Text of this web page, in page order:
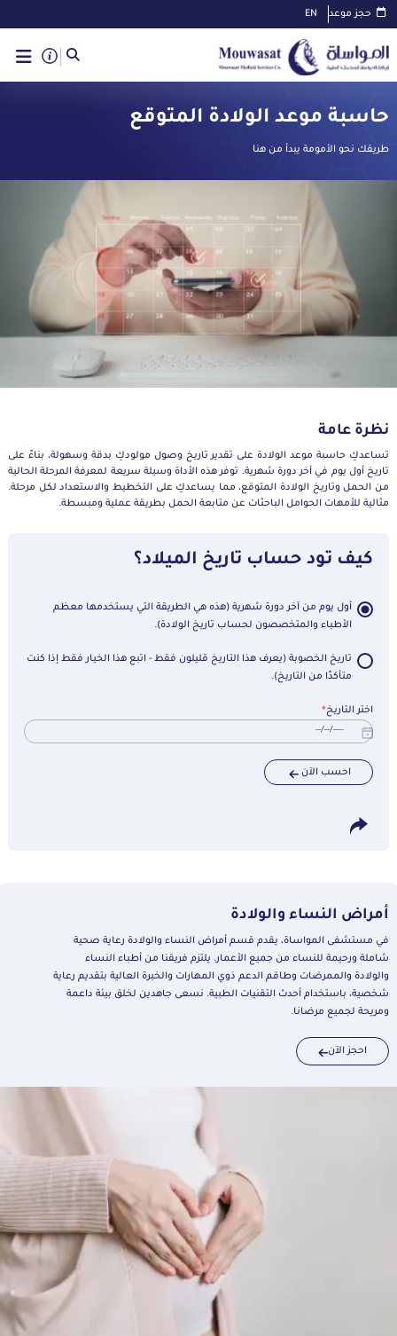
حجز موعد EN
حاسبة موعد الولادة المتوقع
طريقك نحو الأمومة يبدأ من هنا
نظرة عامة
تساعدكِ حاسبة موعد الولادة على تقدير تاريخ وصول مولودكِ بدقة وسهولة، بناءً على
تاريخ أول يوم في آخر دورة شهرية. توفر هذه الأداة وسيلة سريعة لمعرفة المرحلة الحالية
من الحمل وتاريخ الولادة المتوقع، مما يساعدكِ على التخطيط والاستعداد لكل مرحلة.
مثالية للأمهات الحوامل الباحثات عن متابعة الحمل بطريقة عملية ومبسطة.
كيف تود حساب تاريخ الميلاد؟
أول يوم من آخر دورة شهرية (هذه هي الطريقة التي يستخدمها معظم
الأطباء والمتخصصون لحساب تاريخ الولادة).
تاريخ الخصوبة (يعرف هذا التاريخ قليلون فقط - اتبع هذا الخيار فقط إذا كنت
متأكدًا من التاريخ).
اختر التاريخ*
احسب الآن
أمراض النساء والولادة
في مستشفى المواساة، يقدم قسم أمراض النساء والولادة رعاية صحية
شاملة ورحيمة للنساء من جميع الأعمار. يلتزم فريقنا من أطباء النساء
والولادة والممرضات وطاقم الدعم ذوي المهارات والخبرة العالية بتقديم رعاية
شخصية، باستخدام أحدث التقنيات الطبية. نسعى جاهدين لخلق بيئة داعمة
ومريحة لجميع مرضانا.
احجز الآن